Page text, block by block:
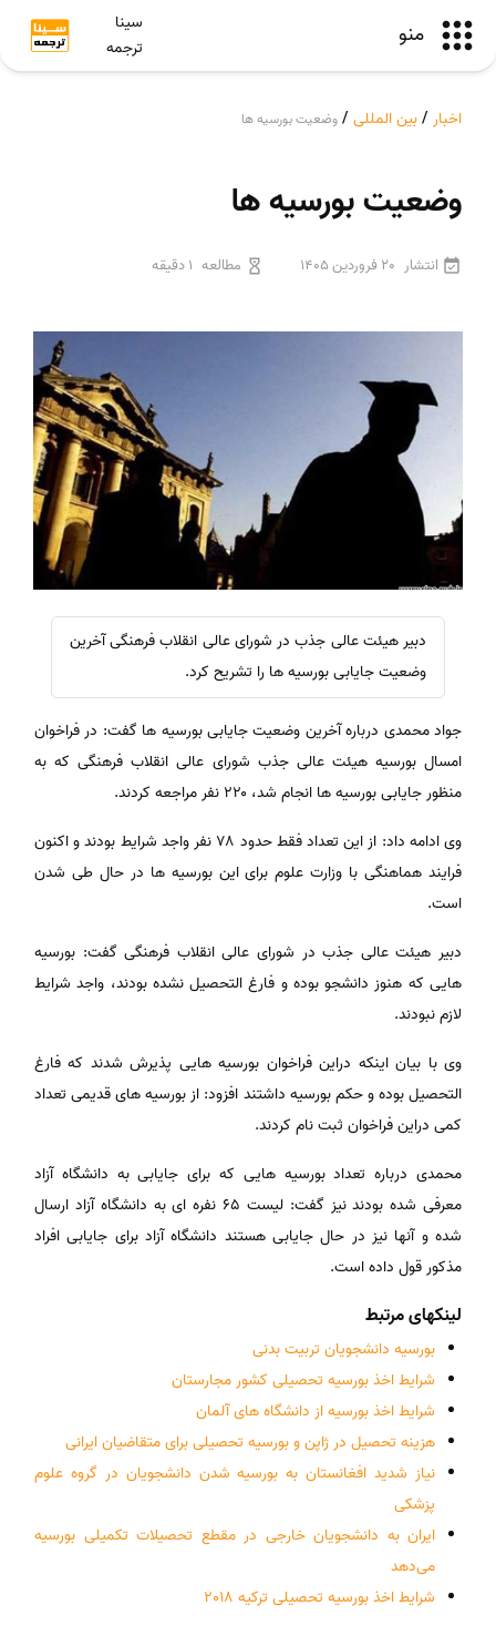
منو
سینا
ترجمه
اخبار /بین المللی / وضعیت بورسیه ها
وضعیت بورسیه ها
انتشار 20 فروردین 1405 مطالعه 1 دقیقه
دبیر هیئت عالی جذب در شورای عالی انقلاب فرهنگی آخرین
وضعیت جایابی بورسیه ها را تشریح کرد.
جواد محمدی درباره آخرین وضعیت جایابی بورسیه ها گفت: در فراخوان
امسال بورسیه هیئت عالی جذب شورای عالی انقلاب فرهنگی که به
منظور جایابی بورسیه ها انجام شد، ۲۲۰ نفر مراجعه کردند.
وی ادامه داد: از این تعداد فقط حدود ۷۸ نفر واجد شرایط بودند و اکنون
فرایند هماهنگی با وزارت علوم برای این بورسیه ها در حال طی شدن
است.
دبیر هیئت عالی جذب در شورای عالی انقلاب فرهنگی گفت: بورسیه
هایی که هنوز دانشجو بوده و فارغ التحصیل نشده بودند، واجد شرایط
لازم نبودند.
وی با بیان اینکه دراین فراخوان بورسیه هایی پذیرش شدند که فارغ
التحصیل بوده و حکم بورسیه داشتند افزود: از بورسیه های قدیمی تعداد
کمی دراین فراخوان ثبت نام کردند.
محمدی درباره تعداد بورسیه هایی که برای جایابی به دانشگاه آزاد
معرفی شده بودند نیز گفت: لیست ۶۵ نفره ای به دانشگاه آزاد ارسال
شده و آنها نیز در حال جایابی هستند دانشگاه آزاد برای جایابی افراد
مذکور قول داده است.
لینکهای مرتبط
بورسیه دانشجویان تربیت بدنی
شرایط اخذ بورسیه تحصیلی کشور مجارستان
شرایط اخذ بورسیه از دانشگاه های آلمان
هزینه تحصیل در ژاپن و بورسیه تحصیلی برای متقاضیان ایرانی
نیاز شدید افغانستان به بورسیه شدن دانشجویان در گروه علوم
پزشکی
ایران به دانشجویان خارجی در مقطع تحصیلات تکمیلی بورسیه
می‌دهد
شرایط اخذ بورسیه تحصیلی ترکیه 2018